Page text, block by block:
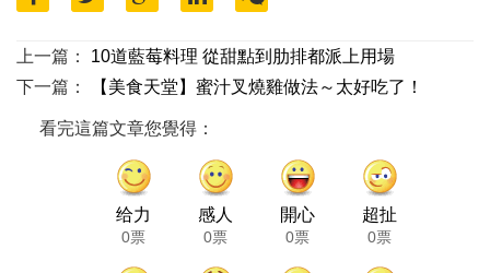
上一篇：
10道藍莓料理 從甜點到肋排都派上用場
下一篇：
【美食天堂】蜜汁叉燒雞做法～太好吃了！
看完這篇文章您覺得：
给力
0票
感人
0票
開心
0票
超扯
0票